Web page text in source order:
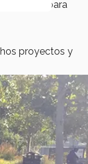
comunes para
proyectos y